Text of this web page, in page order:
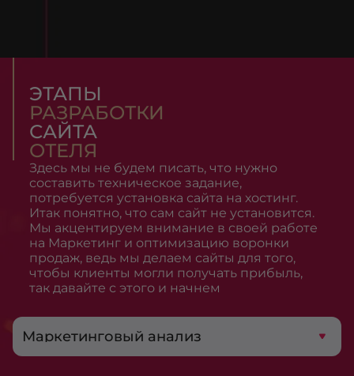
ЭТАПЫ
РАЗРАБОТКИ
САЙТА
ОТЕЛЯ
Здесь мы не будем писать, что нужно
составить техническое задание,
потребуется установка сайта на хостинг.
Итак понятно, что сам сайт не установится.
Мы акцентируем внимание в своей работе
на Маркетинг и оптимизацию воронки
продаж, ведь мы делаем сайты для того,
чтобы клиенты могли получать прибыль,
так давайте с этого и начнем
Маркетинговый анализ